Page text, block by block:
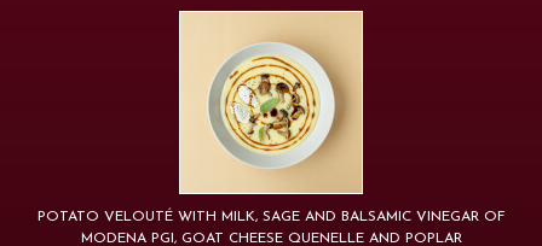
POTATO VELOUTÉ WITH MILK, SAGE AND BALSAMIC VINEGAR OF
MODENA PGI, GOAT CHEESE QUENELLE AND POPLAR